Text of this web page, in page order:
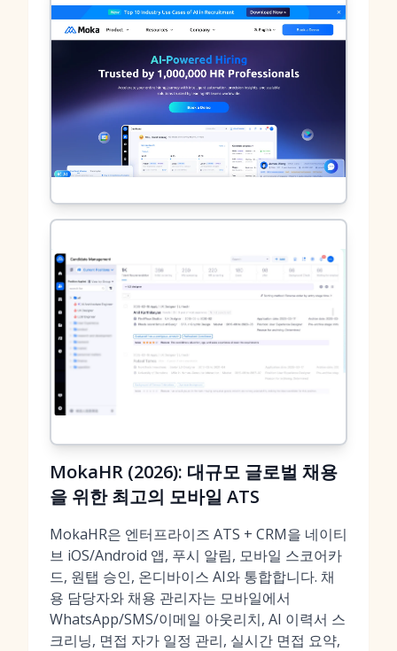
MokaHR (2026): 대규모 글로벌 채용
을 위한 최고의 모바일 ATS
MokaHR은 엔터프라이즈 ATS + CRM을 네이티
브 iOS/Android 앱, 푸시 알림, 모바일 스코어카
드, 원탭 승인, 온디바이스 AI와 통합합니다. 채
용 담당자와 채용 관리자는 모바일에서
WhatsApp/SMS/이메일 아웃리치, AI 이력서 스
크리닝, 면접 자가 일정 관리, 실시간 면접 요약,